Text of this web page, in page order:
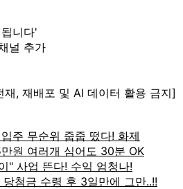
니다'
널 추가
, 재배포 및 AI 데이터 활용 금지]